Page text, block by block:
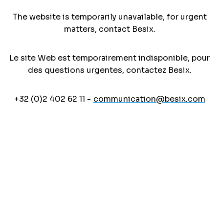
The website is temporarily unavailable, for urgent
matters, contact Besix.
Le site Web est temporairement indisponible, pour
des questions urgentes, contactez Besix.
+32 (0)2 402 62 11 - communication@besix.com